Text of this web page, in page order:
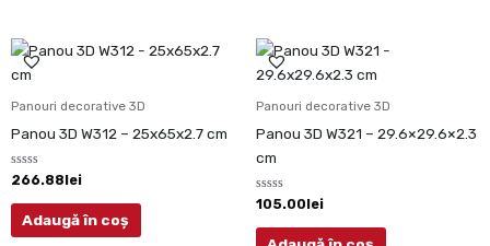
Panouri decorative 3D
Panou 3D W312 – 25x65x2.7 cm
Evaluat
0
din
266.88lei
Adaugă în coș
Panouri decorative 3D
Panou 3D W321 – 29.6×29.6×2.3
cm
Evaluat
0
din
105.00lei